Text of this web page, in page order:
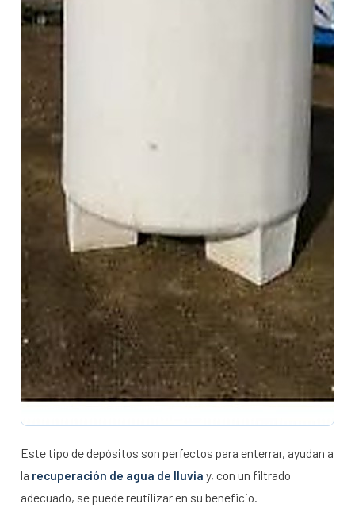
Este tipo de depósitos son perfectos para enterrar, ayudan a
la recuperación de agua de lluvia y, con un filtrado
adecuado, se puede reutilizar en su beneficio.